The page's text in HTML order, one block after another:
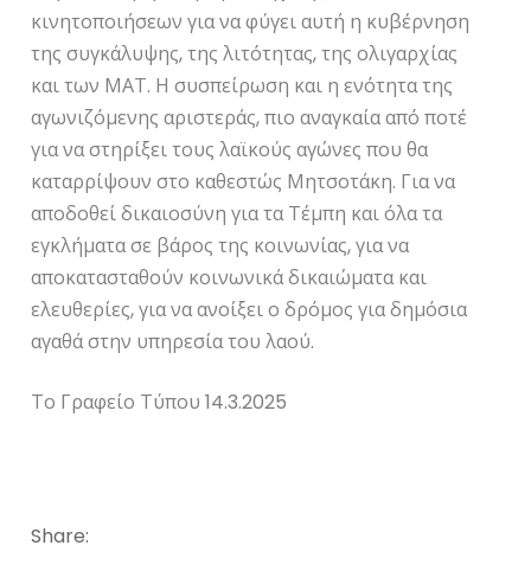
κινητοποιήσεων για να φύγει αυτή η κυβέρνηση
της συγκάλυψης, της λιτότητας, της ολιγαρχίας
και των ΜΑΤ. Η συσπείρωση και η ενότητα της
αγωνιζόμενης αριστεράς, πιο αναγκαία από ποτέ
για να στηρίξει τους λαϊκούς αγώνες που θα
καταρρίψουν στο καθεστώς Μητσοτάκη. Για να
αποδοθεί δικαιοσύνη για τα Τέμπη και όλα τα
εγκλήματα σε βάρος της κοινωνίας, για να
αποκατασταθούν κοινωνικά δικαιώματα και
ελευθερίες, για να ανοίξει ο δρόμος για δημόσια
αγαθά στην υπηρεσία του λαού.
Το Γραφείο Τύπου 14.3.2025
Share: